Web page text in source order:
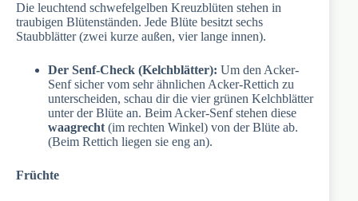
Die leuchtend schwefelgelben Kreuzblüten stehen in
traubigen Blütenständen. Jede Blüte besitzt sechs
Staubblätter (zwei kurze außen, vier lange innen).
Der Senf-Check (Kelchblätter): Um den Acker-
Senf sicher vom sehr ähnlichen Acker-Rettich zu
unterscheiden, schau dir die vier grünen Kelchblätter
unter der Blüte an. Beim Acker-Senf stehen diese
waagrecht (im rechten Winkel) von der Blüte ab.
(Beim Rettich liegen sie eng an).
Früchte